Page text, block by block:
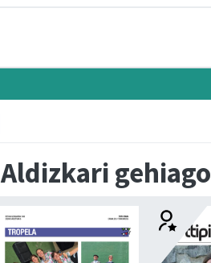
Aldizkari gehiago